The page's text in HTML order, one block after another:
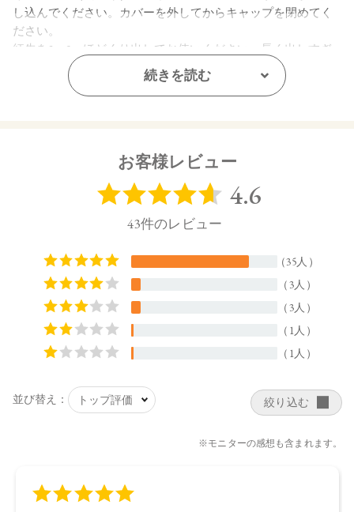
し込んでください。カバーを外してからキャップを閉めてく
ださい。
紅先を2～3㎜ほどくり出してお使いください。長く出しすぎ
ると、折れる場合がございます。
酸／カプリン酸）グリセリル、ダイマージリノール酸（フィ
トステリル／イソステアリル／セチル／ステアリル／ベヘニ
ル）、スクワラン、ダイマージリノール酸水添ヒマシ油、ヒ
マワリ種子ロウ、シリカ、キャンデリラロウエキス、キャン
デリラロウ炭化水素、セスキイソステアリン酸ソルビタン、
ラベンダー油、ニオイテンジクアオイ油、ベルガモット果皮
Ａｌ、アオモジ果実油、オプンチアフィクスインジカ種子
油、ホホバ種子油、ローズマリー葉油、オリーブ果実油、カ
・14 Cashmere Nude
トリイソステアリン酸ポリグリセリル－２、トリ（カプリル
続きを読む
お客様レビュー